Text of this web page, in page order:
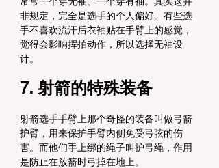
非规定，完全是选手的个人偏好。有些选
手不喜欢流汗后衣袖贴在手臂上的感觉，
觉得会影响挥拍动作，所以选择无袖设
计。
7. 射箭的特殊装备
射箭选手手臂上那个奇怪的装备叫做弓箭
护臂，用来保护手臂内侧免受弓弦的伤
害。而他们手上绑的绳子叫护弓绳，作用
是防止在放箭时弓掉在地上。